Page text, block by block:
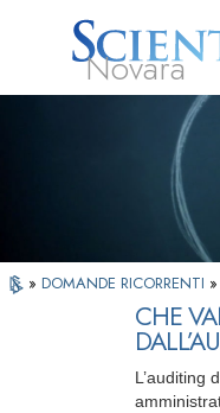
Novara
Che
» DOMANDE RICORRENTI »
CHE
L’auditing